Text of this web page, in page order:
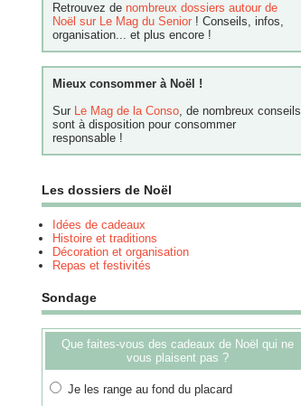
Retrouvez de nombreux dossiers autour de
Noël sur Le Mag du Senior ! Conseils, infos,
organisation... et plus encore !
Mieux consommer à Noël !
Sur Le Mag de la Conso, de nombreux conseils
sont à disposition pour consommer
responsable !
Les dossiers de Noël
Idées de cadeaux
Histoire et traditions
Décoration et organisation
Repas et festivités
Sondage
Que faites-vous des cadeaux de Noël qui ne
vous plaisent pas ?
Je les range au fond du placard